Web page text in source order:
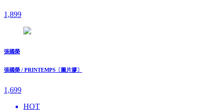
1,899
張國榮
張國榮 / PRINTEMPS〔圖片膠〕
1,699
HOT